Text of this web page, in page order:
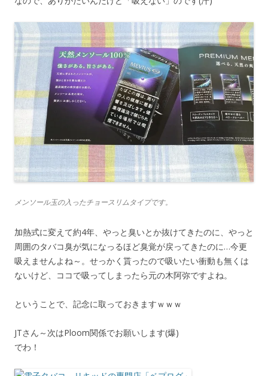
メンソール玉の入ったチョースリムタイプです。
加熱式に変えて約4年、やっと臭いとか抜けてきたのに、やっと
周囲のタバコ臭が気になっるほど臭覚が戻ってきたのに…今更
吸えませんよね～。せっかく貰ったので吸いたい衝動も無くは
ないけど、ココで吸ってしまったら元の木阿弥ですよね。
ということで、記念に取っておきますｗｗｗ
JTさん～次はPloom関係でお願いします(爆)
でわ！